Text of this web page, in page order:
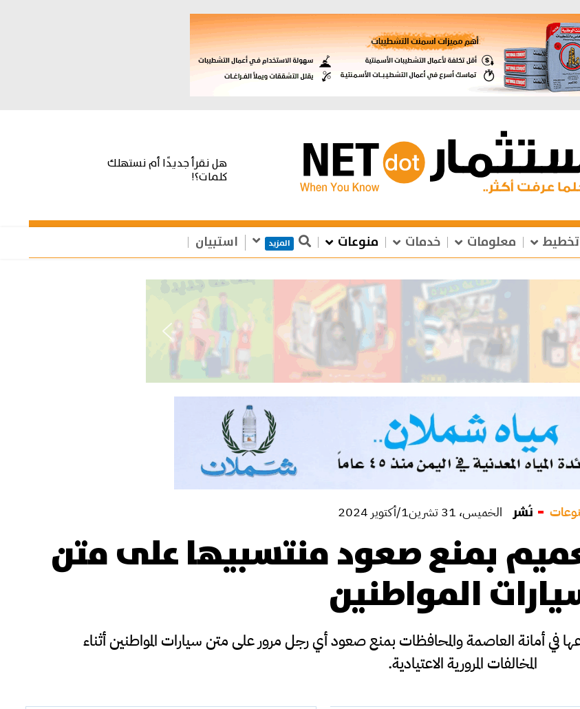
هل نقرأ جديدًا أم نستهلك
كلمات؟!
تخطيط معلومات خدمات منوعات المزيد استبيان
نُشر الخميس، 31 تشرين1/أكتوير 2024
بمنع صعود منتسبيها على متن
المواطنين
في أمانة العاصمة والمحافظات بمنع صعود أي رجل مرور على متن سيارات المواطنين أثناء
المخالفات المرورية الاعتيادية.